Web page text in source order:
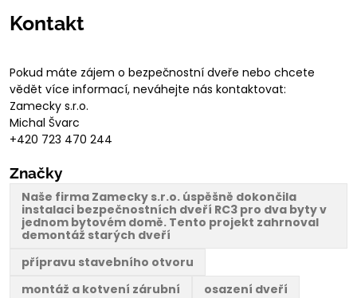
Kontakt
Pokud máte zájem o bezpečnostní dveře nebo chcete
vědět více informací, neváhejte nás kontaktovat:
Zamecky s.r.o.
Michal Švarc
+420 723 470 244
Značky
Naše firma Zamecky s.r.o. úspěšně dokončila
instalaci bezpečnostních dveří RC3 pro dva byty v
jednom bytovém domě. Tento projekt zahrnoval
demontáž starých dveří
přípravu stavebního otvoru
montáž a kotvení zárubní
osazení dveří